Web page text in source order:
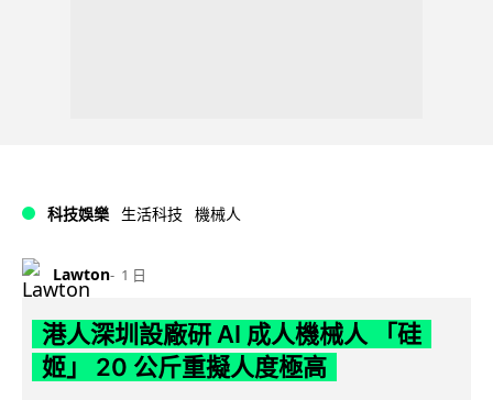
科技娛樂 生活科技 機械人
Lawton 1 日
港人深圳設廠研 AI 成人機械人 「硅
姬」 20 公斤重擬人度極高